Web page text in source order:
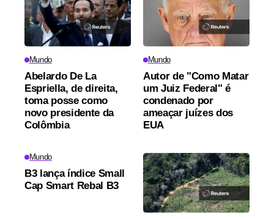
Mundo
Abelardo De La
Espriella, de direita,
toma posse como
novo presidente da
Colômbia
Mundo
Autor de "Como Matar
um Juiz Federal" é
condenado por
ameaçar juízes dos
EUA
Mundo
B3 lança índice Small
Cap Smart Rebal B3